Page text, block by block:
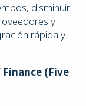
disminuir
y
rápida y
(Five